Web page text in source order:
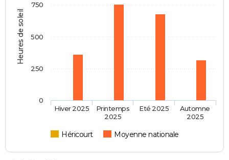
Heures de soleil
Héricourt Moyenne nationale
Hiver 2025
Printemps
2025
Eté 2025
Automne
2025
0
250
500
750